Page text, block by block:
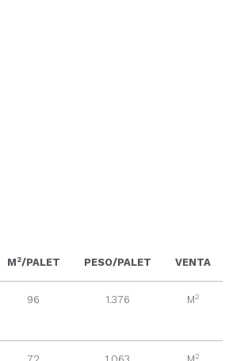
M2/PALET PESO/PALET VENTA
96 1.376 M2
2